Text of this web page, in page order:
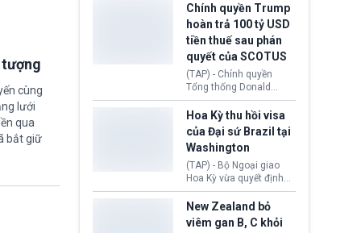
cùng
lưới
qua
bắt giữ
toàn y tế.
tăng lãi suất nếu lạm
phát ở Hoa Kỳ không tiếp
tục giảm trong thời gian
tới.
Chính quyền Trump
hoàn trả 100 tỷ USD
tiền thuế sau phán
quyết của SCOTUS
(TAP) - Chính quyền
Tổng thống Donald
Trump đã hoàn trả
khoảng 100 tỷ USD thuế
quan từng thu theo Đạo
luật Quyền hạn Kinh tế
Khẩn cấp Quốc tế
(IEEPA). Động thái này
diễn ra sau phán quyết
hồi tháng 2 bởi Tòa án
Tối cao Hoa Kỳ
(SCOTUS) khi tuyên bố,
việc áp thuế diện rộng là
Hoa Kỳ thu hồi visa
của Đại sứ Brazil tại
Washington
(TAP) - Bộ Ngoại giao
Hoa Kỳ vừa quyết định
thu hồi thị thực (visa)
của bà Maria Luiza
Ribeiro Viotti - Đại sứ
Brazil tại Washington.
New Zealand bỏ
viêm gan B, C khỏi